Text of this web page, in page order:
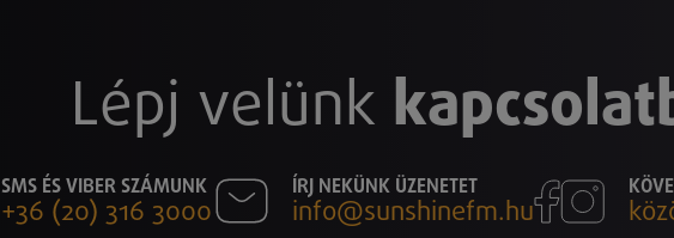
Lépj velünk
SMS ÉS VIBER SZÁMUNK
+36 (20) 316 3000
ÍRJ NEKÜNK ÜZENETET
info@sunshinefm.hu